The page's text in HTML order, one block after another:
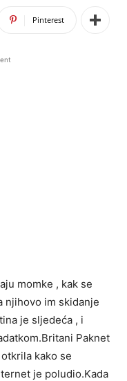
Pinterest
momke , kak se
njihovo im skidanje
je sljedeća , i
Paknet
kako se
je poludio.Kada